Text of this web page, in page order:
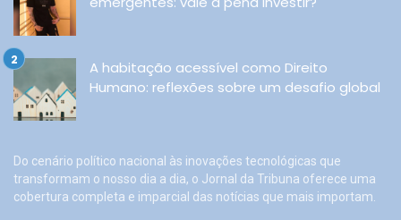
A habitação acessível como Direito
Humano: reflexões sobre um desafio global
Do cenário político nacional às inovações tecnológicas que
transformam o nosso dia a dia, o Jornal da Tribuna oferece uma
cobertura completa e imparcial das notícias que mais importam.